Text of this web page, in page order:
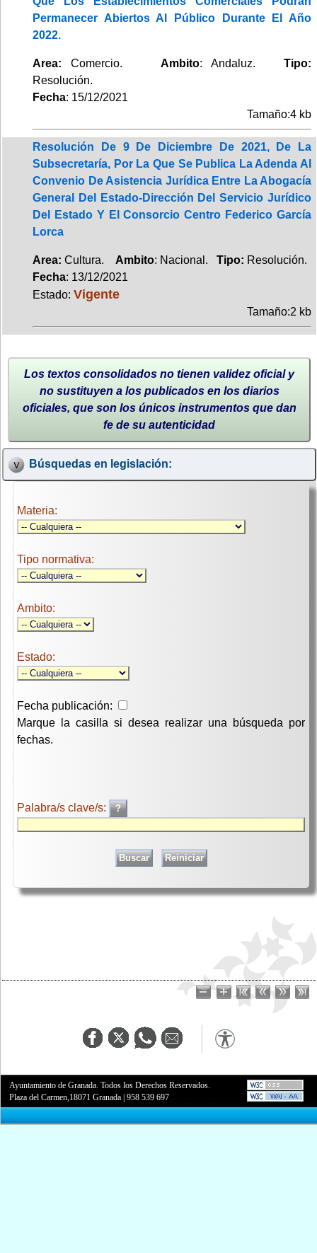
Permanecer Abiertos Al Público Durante El Año
2022.
Area: Comercio. Ambito: Andaluz.Tipo:
Resolución.
Fecha: 15/12/2021
Tamaño:4 kb
Resolución De 9 De Diciembre De 2021, De La
Subsecretaría, Por La Que Se Publica La Adenda Al
Convenio De Asistencia Jurídica Entre La Abogacía
General Del Estado-Dirección Del Servicio Jurídico
Del Estado Y El Consorcio Centro Federico García
Lorca
Area: Cultura. Ambito: Nacional. Tipo: Resolución.
Fecha: 13/12/2021
Estado: Vigente
Tamaño:2 kb
Los textos consolidados no tienen validez oficial y
no sustituyen a los publicados en los diarios
oficiales, que son los únicos instrumentos que dan
fe de su autenticidad
Búsquedas en legislación:
Materia:
Tipo normativa:
Ambito:
Estado:
Fecha publicación:
Marque la casilla si desea realizar una búsqueda por
fechas.
Palabra/s clave/s:
Ayuntamiento de Granada. Todos los Derechos Reservados.
Plaza del Carmen,18071 Granada |958 539 697